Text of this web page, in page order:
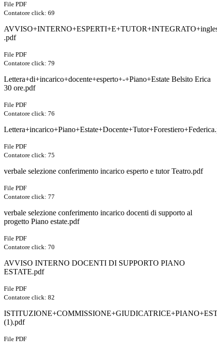
File PDF
Contatore click: 69
.pdf
File PDF
Contatore click: 79
Lettera+di+incarico+docente+esperto+-+Piano+Estate Belsito Erica
30 ore.pdf
File PDF
Contatore click: 76
File PDF
Contatore click: 75
verbale selezione conferimento incarico esperto e tutor Teatro.pdf
File PDF
Contatore click: 77
verbale selezione conferimento incarico docenti di supporto al
progetto Piano estate.pdf
File PDF
Contatore click: 70
AVVISO INTERNO DOCENTI DI SUPPORTO PIANO
ESTATE.pdf
File PDF
Contatore click: 82
(1).pdf
File PDF